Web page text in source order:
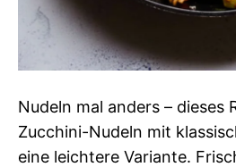
Nudeln mal anders – dieses
Zucchini-Nudeln mit
eine leichtere Variante.